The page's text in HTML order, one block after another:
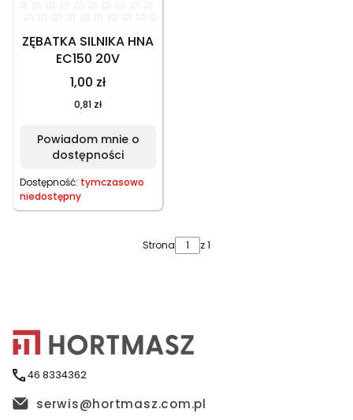
ZĘBATKA SILNIKA HNA
EC150 20V
1,00 zł
0,81 zł
Powiadom mnie o
dostępności
Dostępność: tymczasowo
niedostępny
Strona z 1
46 8334362
serwis@hortmasz.com.pl